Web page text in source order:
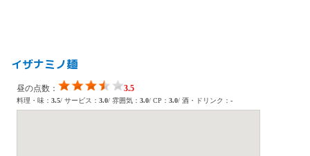
イザナミノ麺